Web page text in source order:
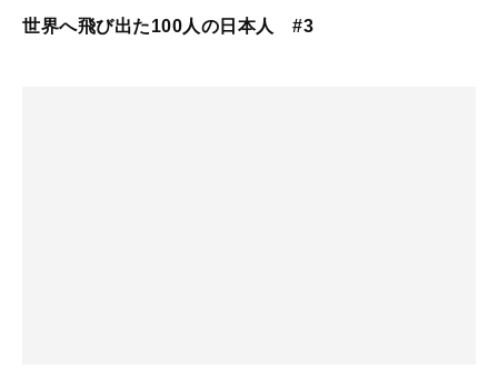
世界へ飛び出た100人の日本人 #3